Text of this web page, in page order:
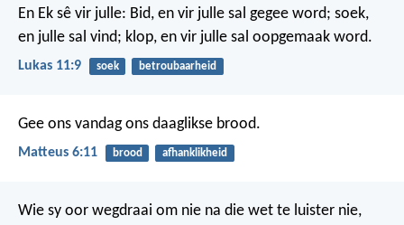
En Ek sê vir julle: Bid, en vir julle sal gegee word; soek,
en julle sal vind; klop, en vir julle sal oopgemaak word.
Lukas 11:9 soek betroubaarheid
Gee ons vandag ons daaglikse brood.
Matteus 6:11 brood afhanklikheid
Wie sy oor wegdraai om nie na die wet te luister nie,